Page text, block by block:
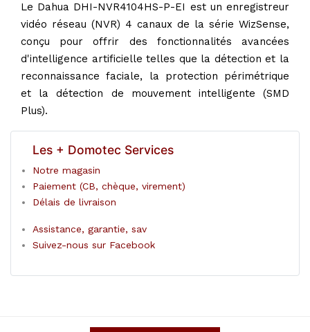
Le Dahua DHI-NVR4104HS-P-EI est un enregistreur
vidéo réseau (NVR) 4 canaux de la série WizSense,
conçu pour offrir des fonctionnalités avancées
d'intelligence artificielle telles que la détection et la
reconnaissance faciale, la protection périmétrique
et la détection de mouvement intelligente (SMD
Plus).
Les + Domotec Services
Notre magasin
Paiement (CB, chèque, virement)
Délais de livraison
Assistance, garantie, sav
Suivez-nous sur Facebook